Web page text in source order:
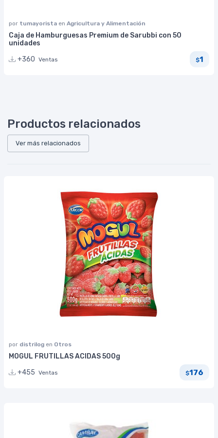
por tumayorista en Agricultura y Alimentación
Caja de Hamburguesas Premium de Sarubbi con 50
unidades
+360 Ventas $1
Productos relacionados
Ver más relacionados
por distrilog en Otros
MOGUL FRUTILLAS ACIDAS 500g
+455 Ventas $176